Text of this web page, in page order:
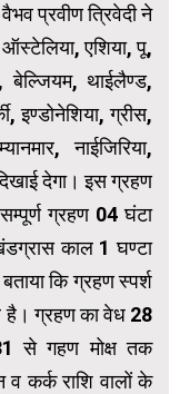
प्रवीण त्रिवेदी ने
एशिया, पू,
बेल्जियम, थाईलैण्ड,
इण्डोनेशिया, ग्रीस,
नाईजिरिया,
देगा। इस ग्रहण
ग्रहण 04 घंटा
काल 1 घण्टा
कि ग्रहण स्पर्श
है। ग्रहण का वेध 28
से गहण मोक्ष तक
कर्क राशि वालों के